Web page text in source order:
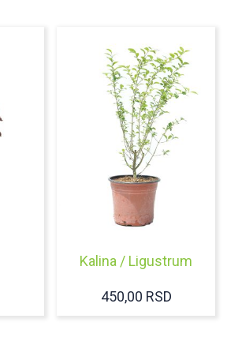
Kalina / Ligustrum
450,00 RSD